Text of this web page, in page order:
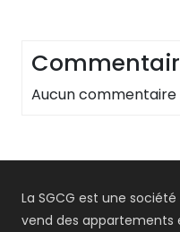
Aucun commentaire
La SGCG est une
vend des appartements